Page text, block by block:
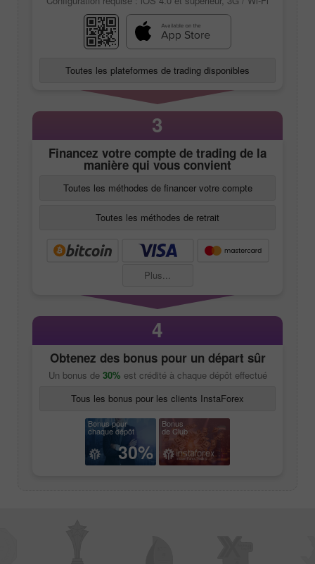
Toutes les plateformes de trading disponibles
3
Financez votre compte de trading de la
manière qui vous convient
Toutes les méthodes de financer votre compte
Toutes les méthodes de retrait
Plus...
4
Obtenez des bonus pour un départ sûr
Un bonus de 30% est crédité à chaque dépôt effectué
Tous les bonus pour les clients InstaForex
Bonus pour
chaque dépôt
30%
Bonus
de Club